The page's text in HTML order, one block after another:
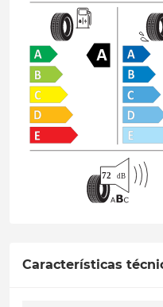
Características